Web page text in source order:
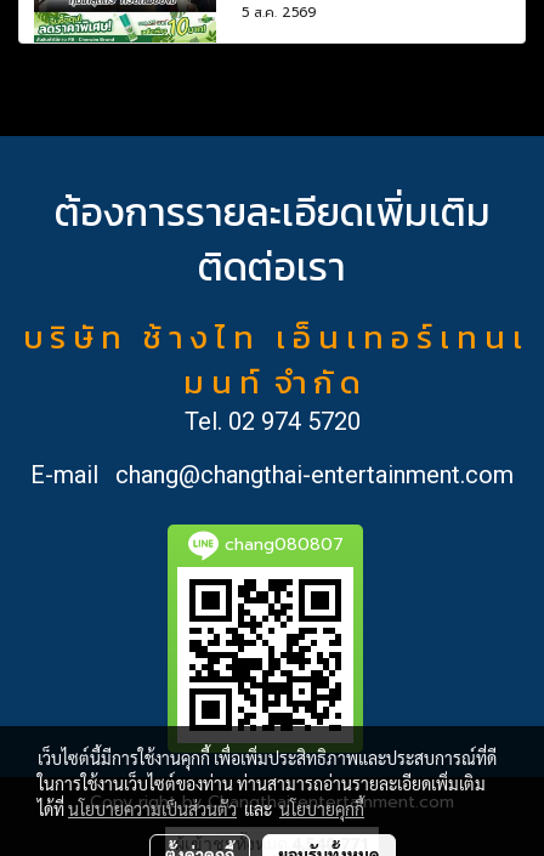
5 ส.ค. 2569
ต้องการรายละเอียดเพิ่มเติม
ติดต่อเรา
บ ริ ษั ท ช้ า ง ไ ท เ อ็ น เ ท อ ร์ เ ท น เ
ม น ท์ จำ กั ด
Tel. 02 974 5720
E-mail
chang@changthai-entertainment.com
chang080807
Copy right by Changthai-entertainment.com
ผู้เข้าชมทั้งหมด 4,540,771
เว็บไซต์นี้มีการใช้งานคุกกี้ เพื่อเพิ่มประสิทธิภาพและประสบการณ์ที่ดี
ในการใช้งานเว็บไซต์ของท่าน ท่านสามารถอ่านรายละเอียดเพิ่มเติม
ได้ที่นโยบายความเป็นส่วนตัวและนโยบายคุกกี้